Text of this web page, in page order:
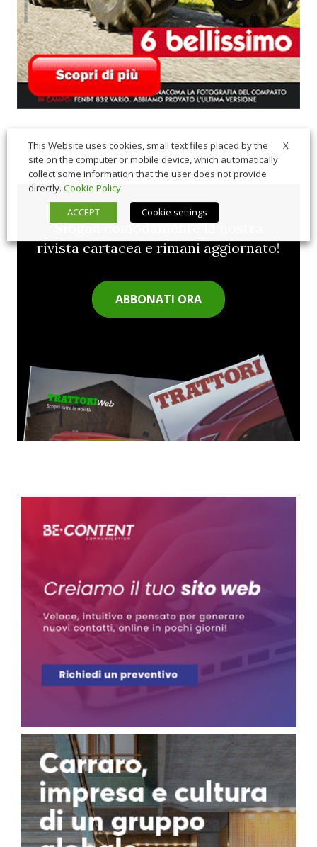
Sfoglia comodamente la nostra
rivista cartacea e rimani aggiornato!
ABBONATI ORA
X
This Website uses cookies, small text files placed by the
site on the computer or mobile device, which automatically
collect some information that the user does not provide
directly. Cookie Policy
ACCEPT
Cookie settings